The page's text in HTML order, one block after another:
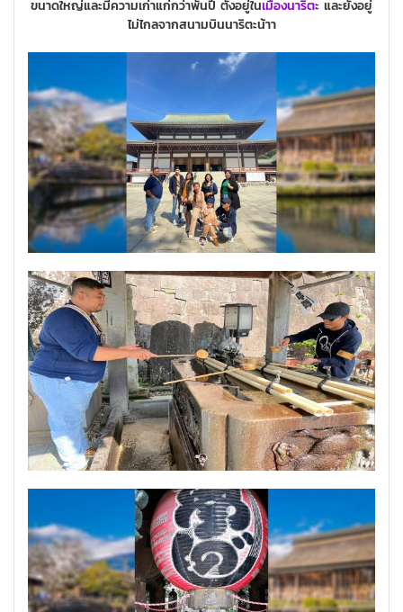
ขนาดใหญ่และมีความเก่าแก่กว่าพันปี ตั้งอยู่ในเมืองนาริตะ และยังอยู่
ไม่ไกลจากสนามบินนาริตะน้าา